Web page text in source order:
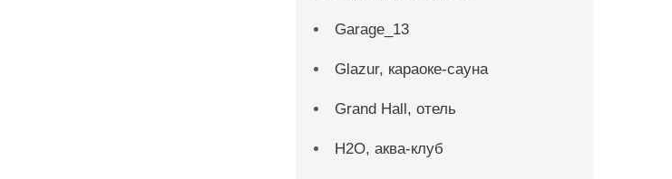
Garage_13
Glazur, караоке-сауна
Grand Hall, отель
H2O, аква-клуб